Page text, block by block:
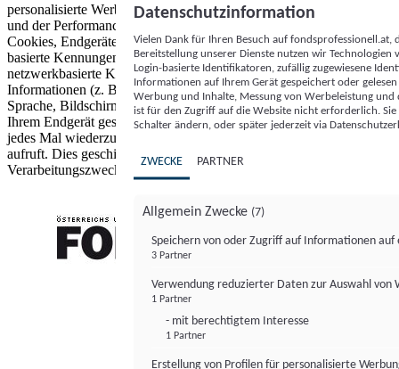
personalisierte Werbung und Inhalte, Messung von Werbeleistung
und der Performance von Inhalten sowie Zielgruppenforschung.
Cookies, Endgeräte- oder ähnliche Online-Kennungen (z. B. login-
basierte Kennungen, zufällig generierte Kennungen,
netzwerkbasierte Kennungen) können zusammen mit anderen
Informationen (z. B. Browsertyp und Browserinformationen,
Sprache, Bildschirmgröße, unterstützte Technologien usw.) auf
Ihrem Endgerät gespeichert oder von dort ausgelesen werden, um es
jedes Mal wiederzuerkennen, wenn es eine App oder einer Webseite
aufruft. Dies geschieht für einen oder mehrere der hier aufgeführten
Verarbeitungszwecke.
Datenschutzinformation
Vielen Dank für Ihren Besuch auf
Bereitstellung unserer Dienste nutzen wir Technologien
Login-basierte Identifikatoren, zufällig zugewiesene
Informationen auf Ihrem Gerät gespeichert oder
Werbung und Inhalte, Messung von Werbeleistung
ist für den Zugriff auf die Website nicht erforderlich.
Schalter ändern, oder später jederzeit via
ZWECKE PARTNER
Allgemein Zwecke (7)
Speichern von oder Zugriff auf Informationen auf
3 Partner
Verwendung reduzierter Daten zur Auswahl von
1 Partner
- mit berechtigtem Interesse
1 Partner
Erstellung von Profilen für personalisierte
FONDS professionell